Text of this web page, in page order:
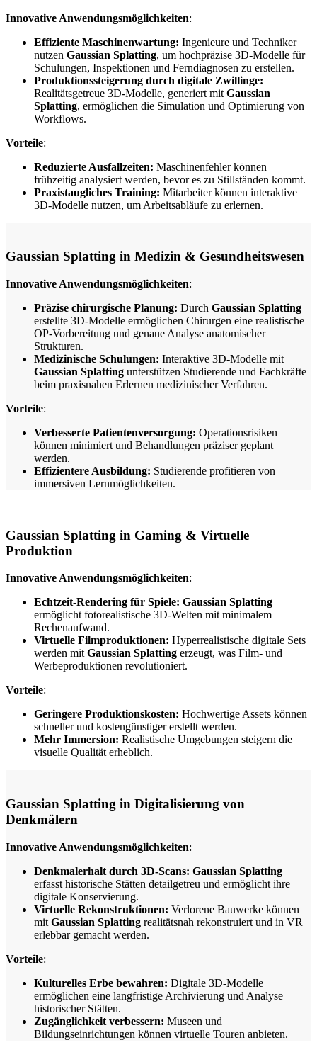
Innovative Anwendungsmöglichkeiten:
Effiziente Maschinenwartung: Ingenieure und Techniker
nutzen Gaussian Splatting, um hochpräzise 3D-Modelle für
Schulungen, Inspektionen und Ferndiagnosen zu erstellen.
Produktionssteigerung durch digitale Zwillinge:
Realitätsgetreue 3D-Modelle, generiert mit Gaussian
Splatting, ermöglichen die Simulation und Optimierung von
Workflows.
Vorteile:
Reduzierte Ausfallzeiten: Maschinenfehler können
frühzeitig analysiert werden, bevor es zu Stillständen kommt.
Praxistaugliches Training: Mitarbeiter können interaktive
3D-Modelle nutzen, um Arbeitsabläufe zu erlernen.
Gaussian Splatting in Medizin & Gesundheitswesen
Innovative Anwendungsmöglichkeiten:
Präzise chirurgische Planung: Durch Gaussian Splatting
erstellte 3D-Modelle ermöglichen Chirurgen eine realistische
OP-Vorbereitung und genaue Analyse anatomischer
Strukturen.
Medizinische Schulungen: Interaktive 3D-Modelle mit
Gaussian Splatting unterstützen Studierende und Fachkräfte
beim praxisnahen Erlernen medizinischer Verfahren.
Vorteile:
Verbesserte Patientenversorgung: Operationsrisiken
können minimiert und Behandlungen präziser geplant
werden.
Effizientere Ausbildung: Studierende profitieren von
immersiven Lernmöglichkeiten.
Gaussian Splatting in Gaming & Virtuelle
Produktion
Innovative Anwendungsmöglichkeiten:
Echtzeit-Rendering für Spiele: Gaussian Splatting
ermöglicht fotorealistische 3D-Welten mit minimalem
Rechenaufwand.
Virtuelle Filmproduktionen: Hyperrealistische digitale Sets
werden mit Gaussian Splatting erzeugt, was Film- und
Werbeproduktionen revolutioniert.
Vorteile:
Geringere Produktionskosten: Hochwertige Assets können
schneller und kostengünstiger erstellt werden.
Mehr Immersion: Realistische Umgebungen steigern die
visuelle Qualität erheblich.
Gaussian Splatting in Digitalisierung von
Denkmälern
Innovative Anwendungsmöglichkeiten:
Denkmalerhalt durch 3D-Scans: Gaussian Splatting
erfasst historische Stätten detailgetreu und ermöglicht ihre
digitale Konservierung.
Virtuelle Rekonstruktionen: Verlorene Bauwerke können
mit Gaussian Splatting realitätsnah rekonstruiert und in VR
erlebbar gemacht werden.
Vorteile:
Kulturelles Erbe bewahren: Digitale 3D-Modelle
ermöglichen eine langfristige Archivierung und Analyse
historischer Stätten.
Zugänglichkeit verbessern: Museen und
Bildungseinrichtungen können virtuelle Touren anbieten.